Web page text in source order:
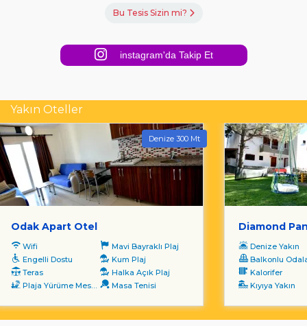
Bu Tesis Sizin mi?
instagram'da Takip Et
Yakın Oteller
Denize 300 Mt
Odak Apart Otel
Wifi
Mavi Bayraklı Plaj
Engelli Dostu
Kum Plaj
Teras
Halka Açık Plaj
Plaja Yürüme Mesafesi
Masa Tenisi
Diamond
Denize Yakın
Balkonlu
Kalorifer
Kıyıya Yakın